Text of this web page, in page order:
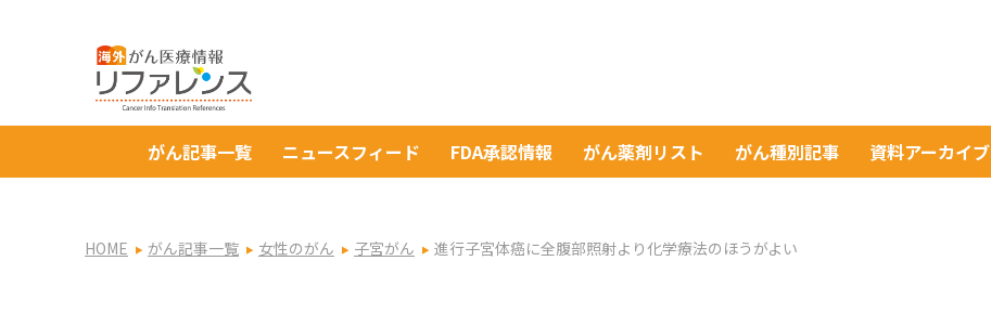
がん記事一覧 ニュースフィード FDA承認情報 がん薬剤リスト がん種別記事 資料アーカイブ
HOME がん記事一覧 女性のがん 子宮がん 進行子宮体癌に全腹部照射より化学療法のほうがよい